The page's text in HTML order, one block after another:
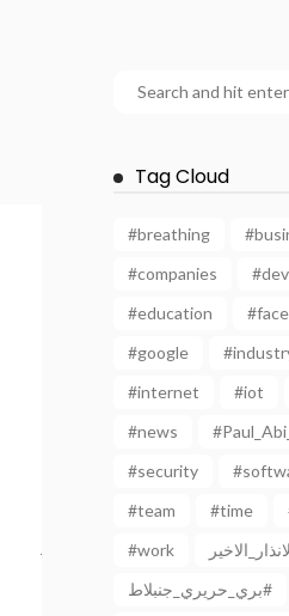
Tag Cloud
#breathing
#companies
#education
#google
#internet
#iot
#news
#security
#team
#time
#work
بري_حريري_جنبلاط#